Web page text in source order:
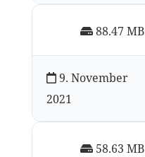
88.47 MB
9. November
2021
58.63 MB